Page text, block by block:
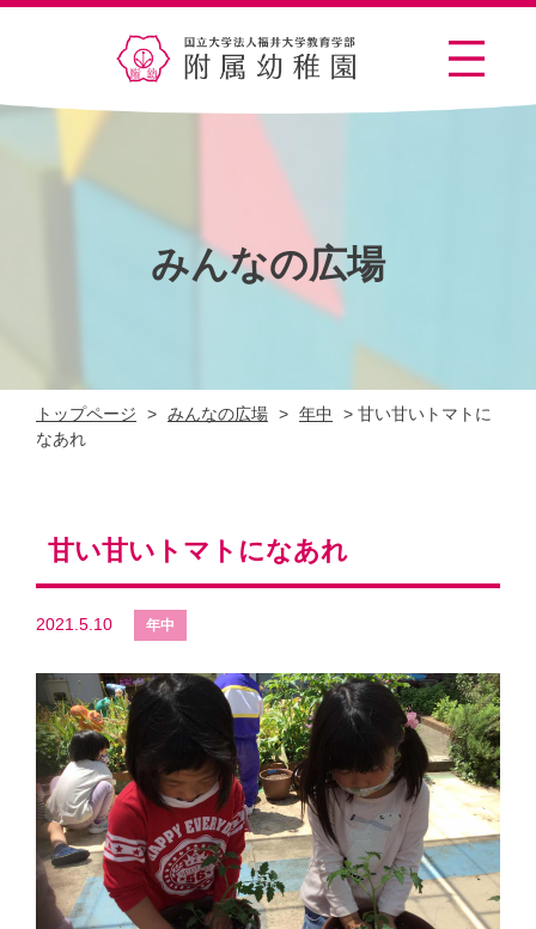
みんなの広場
トップページ > みんなの広場 > 年中 > 甘い甘いトマトに
なあれ
甘い甘いトマトになあれ
2021.5.10